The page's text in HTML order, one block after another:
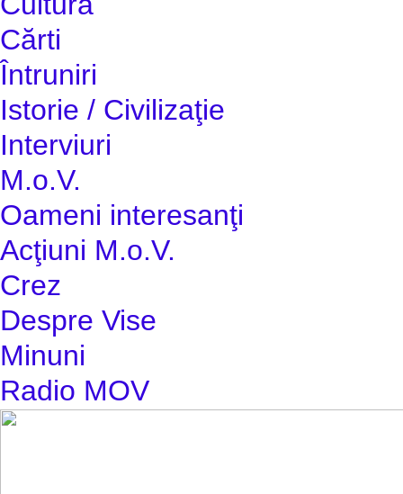
Cărti
Întruniri
Istorie / Civilizaţie
Interviuri
M.o.V.
Oameni interesanţi
Acţiuni M.o.V.
Crez
Despre Vise
Minuni
Radio MOV